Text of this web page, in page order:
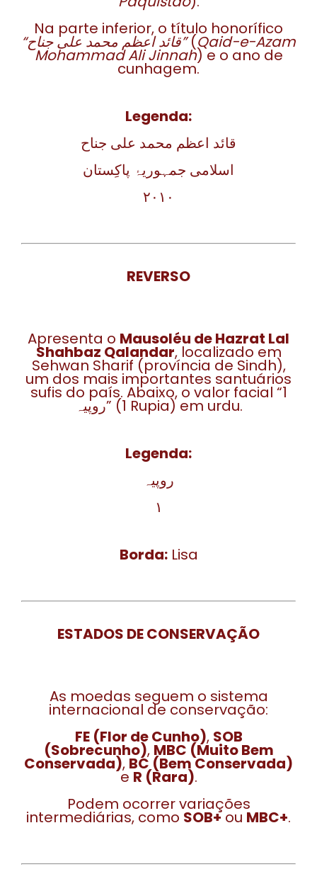
Na parte inferior, o título honorífico
“قائد اعظم محمد علی جناح”(Qaid-e-Azam
Mohammad Ali Jinnah) e o ano de
cunhagem.
Legenda:
قائد اعظم محمد علی جناح
اسلامی جمہوریۂ پاکِستان
۲۰۱۰
REVERSO
Apresenta o Mausoléu de Hazrat Lal
Shahbaz Qalandar, localizado em
Sehwan Sharif (província de Sindh),
um dos mais importantes santuários
sufis do país. Abaixo, o valor facial “1
روپیہ” (1 Rupia) em urdu.
Legenda:
روپیہ
۱
Borda:Lisa
ESTADOS DE CONSERVAÇÃO
As moedas seguem o sistema
internacional de conservação:
FE (Flor de Cunho), SOB
(Sobrecunho), MBC (Muito Bem
Conservada), BC (Bem Conservada)
e R (Rara).
Podem ocorrer variações
intermediárias, como SOB+ou MBC+.